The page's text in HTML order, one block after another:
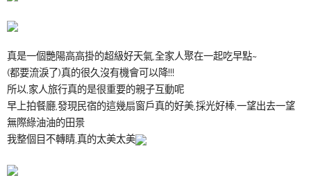
真是一個艷陽高高掛的超級好天氣,全家人聚在一起吃早點~
(都要流淚了)真的很久沒有機會可以降!!!
所以,家人旅行真的是很重要的親子互動呢
早上拍餐廳,發現民宿的這幾扇窗戶真的好美,採光好棒,一望出去一望
無際綠油油的田景
我整個目不轉睛,真的太美太美